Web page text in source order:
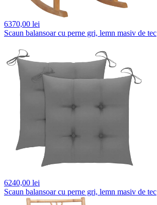
6370,00 lei
Scaun balansoar cu perne gri, lemn masiv de tec
6240,00 lei
Scaun balansoar cu perne gri, lemn masiv de tec